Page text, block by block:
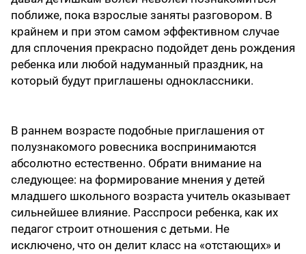
поближе, пока взрослые заняты разговором. В
крайнем и при этом самом эффективном случае
для сплочения прекрасно подойдет день рождения
ребенка или любой надуманный праздник, на
который будут приглашены одноклассники.
В раннем возрасте подобные приглашения от
полузнакомого ровесника воспринимаются
абсолютно естественно. Обрати внимание на
следующее: на формирование мнения у детей
младшего школьного возраста учитель оказывает
сильнейшее влияние. Расспроси ребенка, как их
педагог строит отношения с детьми. Не
исключено, что он делит класс на «отстающих» и